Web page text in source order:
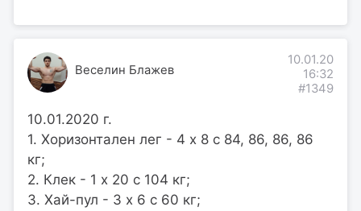
Веселин Блажев
10.01.20
16:32
#1349
10.01.2020 г.
1. Хоризонтален лег - 4 х 8 с 84, 86, 86, 86
кг;
2. Клек - 1 х 20 с 104 кг;
3. Хай-пул - 3 х 6 с 60 кг;